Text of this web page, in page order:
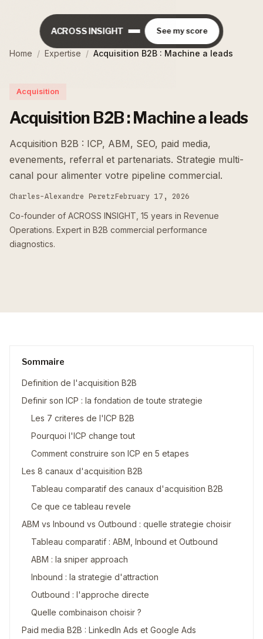
ACROSS INSIGHT See my score
Home / Expertise / Acquisition B2B : Machine a leads
Acquisition
Acquisition B2B : Machine a leads
Acquisition B2B : ICP, ABM, SEO, paid media,
evenements, referral et partenariats. Strategie multi-
canal pour alimenter votre pipeline commercial.
Charles-Alexandre PeretzFebruary 17, 2026
Co-founder of ACROSS INSIGHT, 15 years in Revenue
Operations. Expert in B2B commercial performance
diagnostics.
Sommaire
Definition de l'acquisition B2B
Definir son ICP : la fondation de toute strategie
Les 7 criteres de l'ICP B2B
Pourquoi l'ICP change tout
Comment construire son ICP en 5 etapes
Les 8 canaux d'acquisition B2B
Tableau comparatif des canaux d'acquisition B2B
Ce que ce tableau revele
ABM vs Inbound vs Outbound : quelle strategie choisir
Tableau comparatif : ABM, Inbound et Outbound
ABM : la sniper approach
Inbound : la strategie d'attraction
Outbound : l'approche directe
Quelle combinaison choisir ?
Paid media B2B : LinkedIn Ads et Google Ads